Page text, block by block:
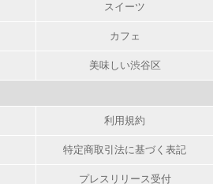
スイーツ
カフェ
美味しい渋谷区
利用規約
特定商取引法に基づく表記
プレスリリース受付